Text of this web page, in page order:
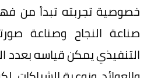
خصوصية تجربته تبدأ من
صناعة النجاح وصناعة
التنفيذي يمكن قياسه بعدد